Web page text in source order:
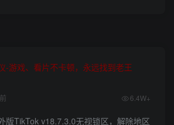
-游戏、看片不卡顿，永远找到老王
6.4W+
版TikTok v18.7.3.0无视锁区，解除地区